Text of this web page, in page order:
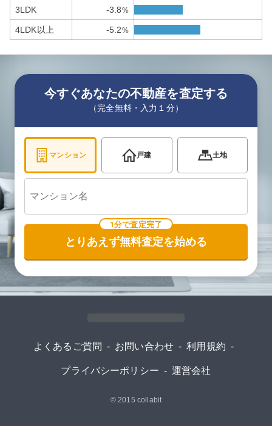
3LDK -3.8%
4LDK以上 -5.2%
今すぐあなたの不動産を査定する
（完全無料・入力１分）
マンション 戸建 土地
1分で査定完了
とりあえず無料査定を始める
よくあるご質問 - お問い合わせ - 利用規約 -
プライバシーポリシー - 運営会社
© 2015 collabit